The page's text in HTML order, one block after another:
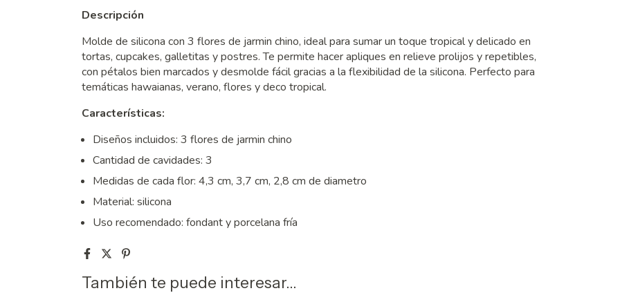
Descripción
Molde de silicona con 3 flores de jarmin chino, ideal para sumar un toque tropical y delicado en
tortas, cupcakes, galletitas y postres. Te permite hacer apliques en relieve prolijos y repetibles,
con pétalos bien marcados y desmolde fácil gracias a la flexibilidad de la silicona. Perfecto para
temáticas hawaianas, verano, flores y deco tropical.
Características:
Diseños incluidos: 3 flores de jarmin chino
Cantidad de cavidades: 3
Medidas de cada flor: 4,3 cm, 3,7 cm, 2,8 cm de diametro
Material: silicona
Uso recomendado: fondant y porcelana fría
También te puede interesar...